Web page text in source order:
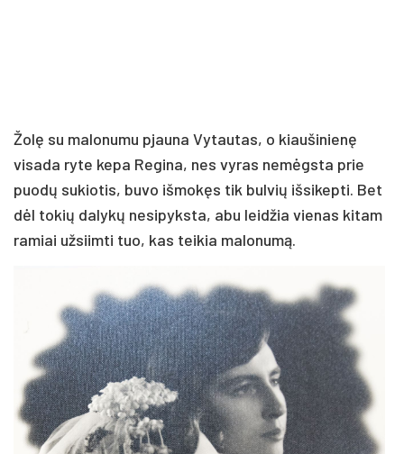
Žolę su malonumu pjauna Vytautas, o kiaušinienę
visada ryte kepa Regina, nes vyras nemėgsta prie
puodų sukiotis, buvo išmokęs tik bulvių išsikepti. Bet
dėl tokių dalykų nesipyksta, abu leidžia vienas kitam
ramiai užsiimti tuo, kas teikia malonumą.